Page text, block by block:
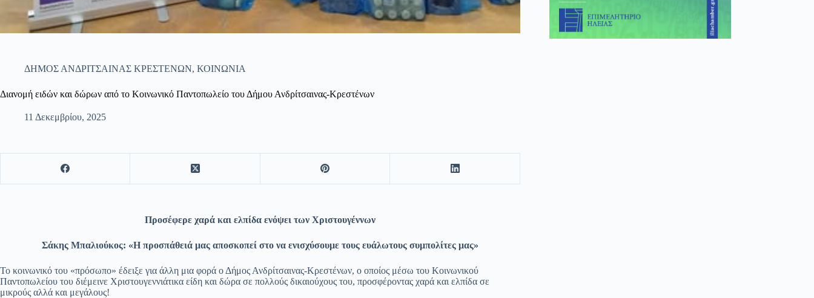
ΔΗΜΟΣ ΑΝΔΡΙΤΣΑΙΝΑΣ ΚΡΕΣΤΕΝΩΝ, ΚΟΙΝΩΝΙΑ
Διανομή ειδών και δώρων από το Κοινωνικό Παντοπωλείο του Δήμου Ανδρίτσαινας-Κρεστένων
11 Δεκεμβρίου, 2025
Προσέφερε χαρά και ελπίδα ενόψει των Χριστουγέννων
Σάκης Μπαλιούκος: «Η προσπάθειά μας αποσκοπεί στο να ενισχύσουμε τους ευάλωτους συμπολίτες μας»
Το κοινωνικό του «πρόσωπο» έδειξε για άλλη μια φορά ο Δήμος Ανδρίτσαινας-Κρεστένων, ο οποίος μέσω του Κοινωνικού
Παντοπωλείου του διέμεινε Χριστουγεννιάτικα είδη και δώρα σε πολλούς δικαιούχους του, προσφέροντας χαρά και ελπίδα σε
μικρούς αλλά και μεγάλους!